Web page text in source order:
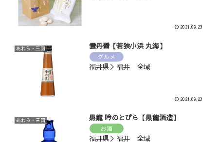
2021.09.23
あわら・三国 雲丹醤【若狭小浜 丸海】
グルメ
福井県＞福井 全域
2021.09.23
あわら・三国 黒龍 吟のとびら【黒龍酒造】
お酒
福井県＞福井 全域